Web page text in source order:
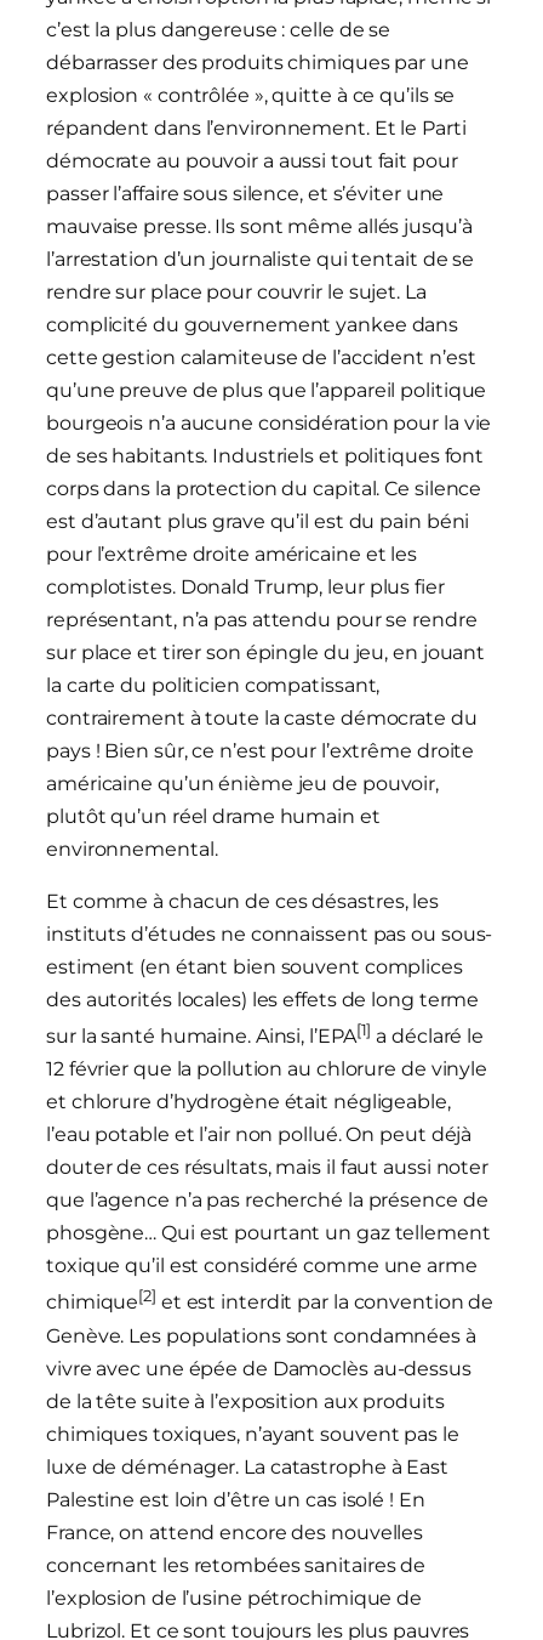
c’est la plus dangereuse : celle de se
débarrasser des produits chimiques par une
explosion « contrôlée », quitte à ce qu’ils se
répandent dans l’environnement. Et le Parti
démocrate au pouvoir a aussi tout fait pour
passer l’affaire sous silence, et s’éviter une
mauvaise presse. Ils sont même allés jusqu’à
l’arrestation d’un journaliste qui tentait de se
rendre sur place pour couvrir le sujet. La
complicité du gouvernement yankee dans
cette gestion calamiteuse de l’accident n’est
qu’une preuve de plus que l’appareil politique
bourgeois n’a aucune considération pour la vie
de ses habitants. Industriels et politiques font
corps dans la protection du capital. Ce silence
est d’autant plus grave qu’il est du pain béni
pour l’extrême droite américaine et les
complotistes. Donald Trump, leur plus fier
représentant, n’a pas attendu pour se rendre
sur place et tirer son épingle du jeu, en jouant
la carte du politicien compatissant,
contrairement à toute la caste démocrate du
pays ! Bien sûr, ce n’est pour l’extrême droite
américaine qu’un énième jeu de pouvoir,
plutôt qu’un réel drame humain et
environnemental.
Et comme à chacun de ces désastres, les
instituts d’études ne connaissent pas ou sous-
estiment (en étant bien souvent complices
des autorités locales) les effets de long terme
sur la santé humaine. Ainsi, l’EPA[1] a déclaré le
12 février que la pollution au chlorure de vinyle
et chlorure d’hydrogène était négligeable,
l’eau potable et l’air non pollué. On peut déjà
douter de ces résultats, mais il faut aussi noter
que l’agence n’a pas recherché la présence de
phosgène… Qui est pourtant un gaz tellement
toxique qu’il est considéré comme une arme
chimique[2] et est interdit par la convention de
Genève. Les populations sont condamnées à
vivre avec une épée de Damoclès au-dessus
de la tête suite à l’exposition aux produits
chimiques toxiques, n’ayant souvent pas le
luxe de déménager. La catastrophe à East
Palestine est loin d’être un cas isolé ! En
France, on attend encore des nouvelles
concernant les retombées sanitaires de
l’explosion de l’usine pétrochimique de
Lubrizol. Et ce sont toujours les plus pauvres